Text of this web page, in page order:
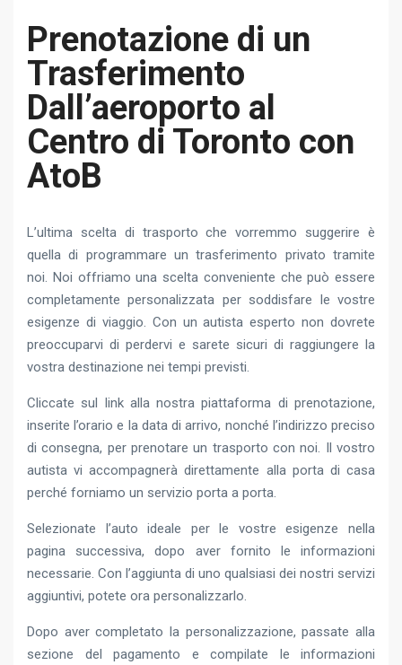
Prenotazione di un
Trasferimento
Dall’aeroporto al
Centro di Toronto con
AtoB
L’ultima scelta di trasporto che vorremmo suggerire è
quella di programmare un trasferimento privato tramite
noi. Noi offriamo una scelta conveniente che può essere
completamente personalizzata per soddisfare le vostre
esigenze di viaggio. Con un autista esperto non dovrete
preoccuparvi di perdervi e sarete sicuri di raggiungere la
vostra destinazione nei tempi previsti.
Cliccate sul link alla nostra piattaforma di prenotazione,
inserite l’orario e la data di arrivo, nonché l’indirizzo preciso
di consegna, per prenotare un trasporto con noi. Il vostro
autista vi accompagnerà direttamente alla porta di casa
perché forniamo un servizio porta a porta.
Selezionate l’auto ideale per le vostre esigenze nella
pagina successiva, dopo aver fornito le informazioni
necessarie. Con l’aggiunta di uno qualsiasi dei nostri servizi
aggiuntivi, potete ora personalizzarlo.
Dopo aver completato la personalizzazione, passate alla
sezione del pagamento e compilate le informazioni